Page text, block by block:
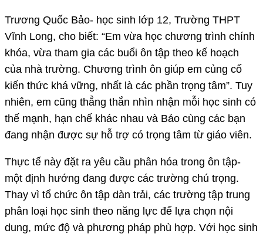
Trương Quốc Bảo- học sinh lớp 12, Trường THPT
Vĩnh Long, cho biết: “Em vừa học chương trình chính
khóa, vừa tham gia các buổi ôn tập theo kế hoạch
của nhà trường. Chương trình ôn giúp em củng cố
kiến thức khá vững, nhất là các phần trọng tâm”. Tuy
nhiên, em cũng thẳng thắn nhìn nhận mỗi học sinh có
thế mạnh, hạn chế khác nhau và Bảo cùng các bạn
đang nhận được sự hỗ trợ có trọng tâm từ giáo viên.
Thực tế này đặt ra yêu cầu phân hóa trong ôn tập-
một định hướng đang được các trường chú trọng.
Thay vì tổ chức ôn tập dàn trải, các trường tập trung
phân loại học sinh theo năng lực để lựa chọn nội
dung, mức độ và phương pháp phù hợp. Với học sinh